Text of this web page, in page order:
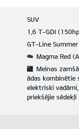
SUV
1,6 T-GDI
GT-Line Summer
Magma Red
Melnas
ādas kombinētie
elektriski
priekšējie sēdekļi